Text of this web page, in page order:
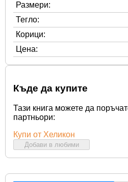
Размери:
Тегло:
Корици:
Цена:
Къде да купите
Тази книга можете да
партньори:
Купи от Хеликон
Добави в любими